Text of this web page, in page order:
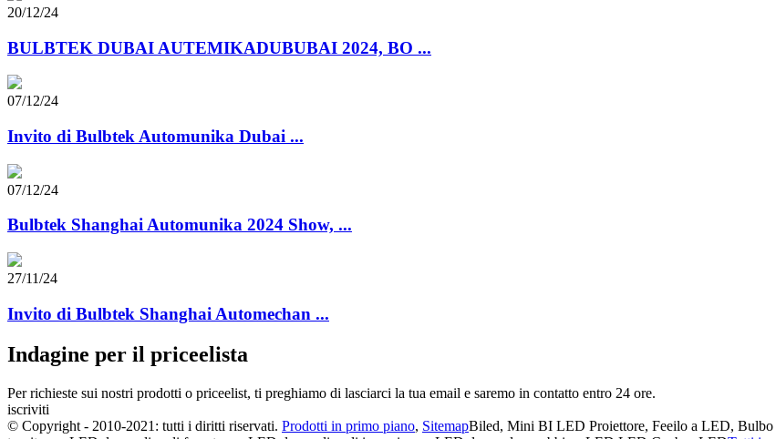
20/12/24
BULBTEK DUBAI AUTEMIKADUBUBAI 2024, BO ...
07/12/24
Invito di Bulbtek Automunika Dubai ...
07/12/24
Bulbtek Shanghai Automunika 2024 Show, ...
27/11/24
Invito di Bulbtek Shanghai Automechan ...
Indagine per il priceelista
Per richieste sui nostri prodotti o priceelist, ti preghiamo di lasciarci la tua email e saremo in contatto entro 24 ore.
iscriviti
© Copyright - 2010-2021: tutti i diritti riservati. Prodotti in primo piano, SitemapBiled, Mini BI LED Proiettore, Feeilo a LED, Bulbo